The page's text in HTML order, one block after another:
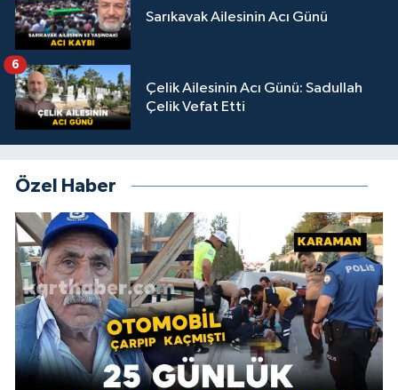
Sarıkavak Ailesinin Acı Günü
Çelik Ailesinin Acı Günü: Sadullah
Çelik Vefat Etti
6
Özel Haber